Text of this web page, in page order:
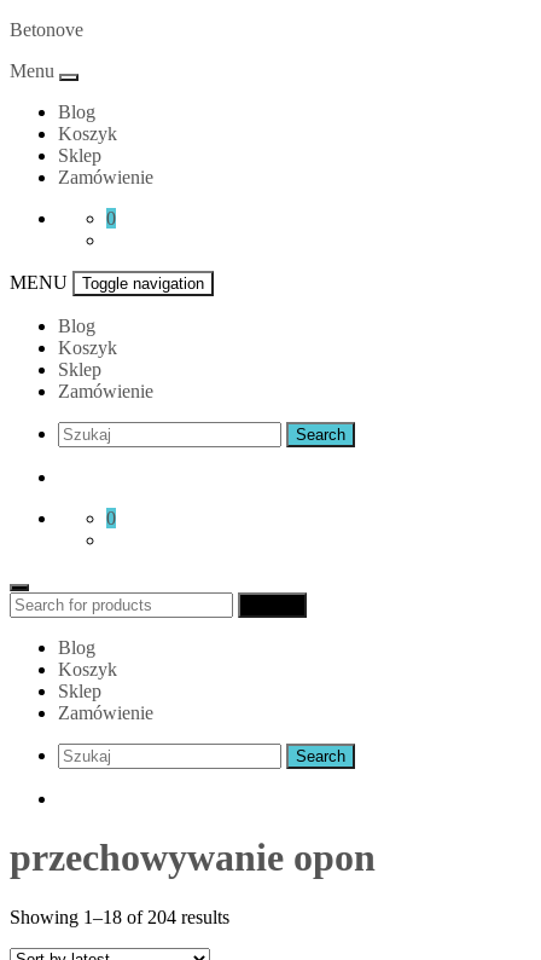
Skip
content
Betonove
Menu
Blog
Koszyk
Sklep
Zamówienie
0
MENU Toggle navigation
Blog
Koszyk
Sklep
Zamówienie
0
Search
for:
Blog
Koszyk
Sklep
Zamówienie
przechowywanie opon
Showing 1–18 of 204 results